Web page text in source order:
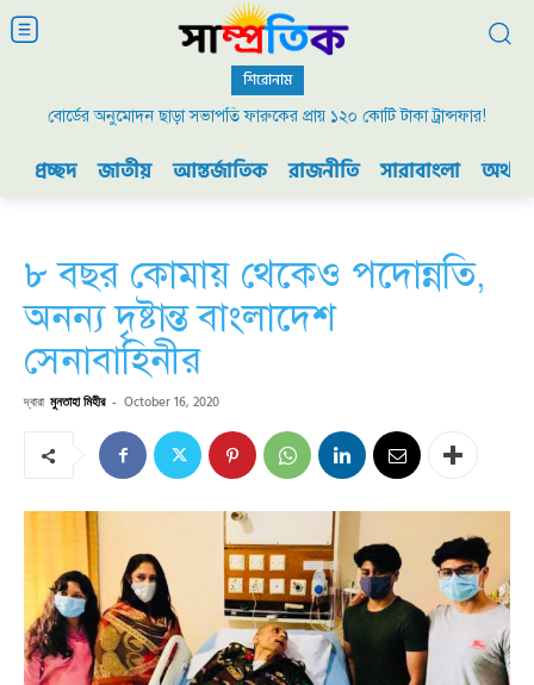
শিরোনাম
বোর্ডের অনুমোদন ছাড়া সভাপতি ফারুকের প্রায় ১২০ কোটি টাকা ট্রান্সফার!
প্রচ্ছদ জাতীয় আন্তর্জাতিক রাজনীতি সারাবাংলা
৮ বছর কোমায় থেকেও পদোন্নতি,
অনন্য দৃষ্টান্ত বাংলাদেশ
সেনাবাহিনীর
দ্বারা মুনতাহা মিহীর - October 16, 2020